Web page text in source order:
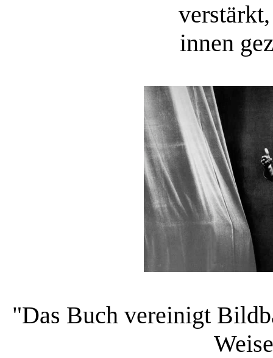
innen
"Das Buch vereinigt